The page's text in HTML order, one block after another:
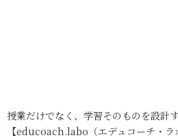
授業だけでなく、学習そのものを設計
【educoach.labo（エデュコーチ・